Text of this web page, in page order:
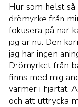
Hur som helst
drömyrke från
fokusera på när
jag är nu. Den
jag har ingen
Drömyrket från
finns med mig
värmer i hjärtat.
och att uttrycka